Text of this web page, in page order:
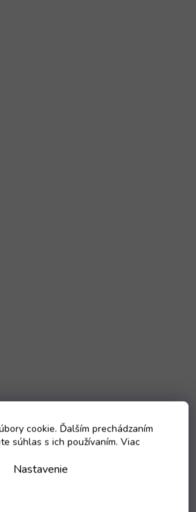
cookie. Ďalším prechádzaním
súhlas s ich používaním. Viac
Nastavenie